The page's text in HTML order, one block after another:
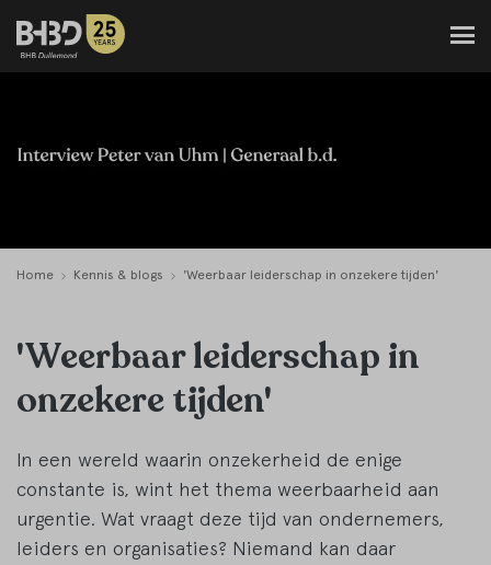
Home Kennis & blogs 'Weerbaar leiderschap in onzekere tijden'
'Weerbaar leiderschap in
onzekere tijden'
In een wereld waarin onzekerheid de enige
constante is, wint het thema weerbaarheid aan
urgentie. Wat vraagt deze tijd van ondernemers,
leiders en organisaties? Niemand kan daar